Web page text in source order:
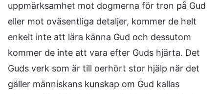
uppmärksamhet mot dogmerna för tron på Gud
eller mot oväsentliga detaljer, kommer de helt
enkelt inte att lära känna Gud och dessutom
kommer de inte att vara efter Guds hjärta. Det
Guds verk som är till oerhört stor hjälp när det
gäller människans kunskap om Gud kallas